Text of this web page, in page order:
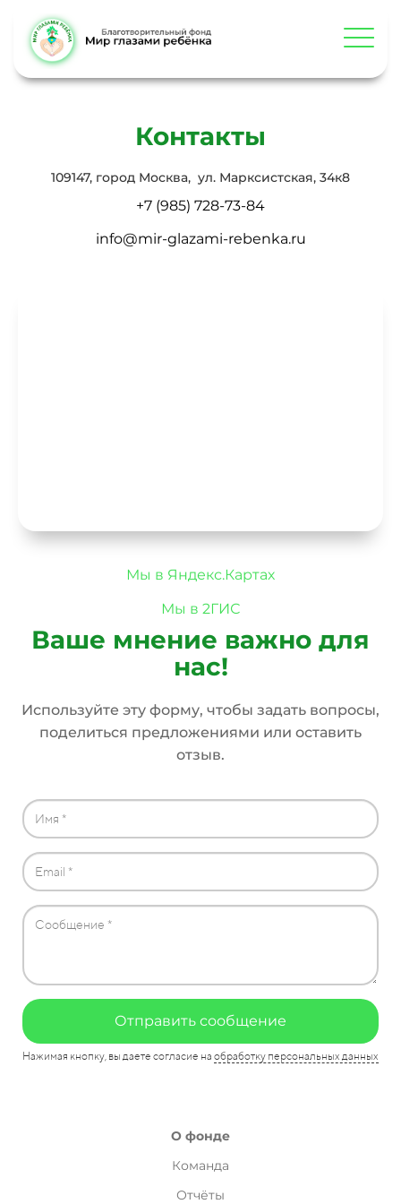
Контакты
109147, город Москва, ул. Марксистская, 34к8
+7 (985) 728-73-84
info@mir-glazami-rebenka.ru
Мы в Яндекс.Картах
Мы в 2ГИС
Ваше мнение важно для
нас!
Используйте эту форму, чтобы задать вопросы,
поделиться предложениями или оставить
отзыв.
Отправить сообщение
Нажимая кнопку, вы даете согласие на обработку персональных данных
О фонде
Команда
Отчёты